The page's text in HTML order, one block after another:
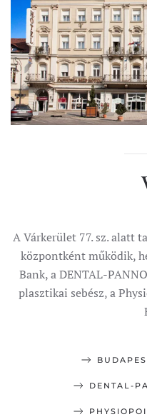
A Várkerület 77. sz. alatt
központként működik,
Bank, a DENTAL-
plasztikai sebész, a
DENTAL-